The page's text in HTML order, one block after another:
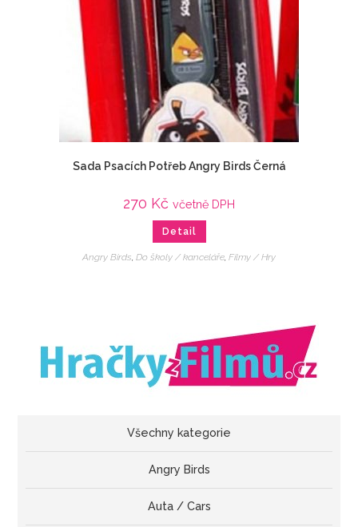
Sada Psacích Potřeb Angry Birds Černá
270 Kč včetně DPH
Detail
Angry Birds, Do školy / kanceláře, Filmy / Hry
Všechny kategorie
Angry Birds
Auta / Cars